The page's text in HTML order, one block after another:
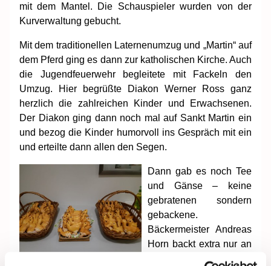
mit dem Mantel.
Die Schauspieler wurden von der
Kurverwaltung gebucht.
Mit dem traditionellen Laternenumzug und „Martin“ auf
dem Pferd ging es dann zur katholischen Kirche. Auch
die Jugendfeuerwehr beg leitete mit Fackeln den
Umzug. Hier begrüßte Diakon Werner Ross ganz
herzlich die zahlreichen Kinder und Erwachsenen.
Der Diakon ging dann noch mal auf Sankt Martin ein
und bezog die Kinder humorvoll ins Gespräch mit ein
und erteilte dann allen den Segen.
Dann gab es noch Tee
und Gänse – keine
gebratenen sondern
gebackene.
Bäckermeister Andreas
Horn backt extra nur an
diesem Tag Gänse. Am